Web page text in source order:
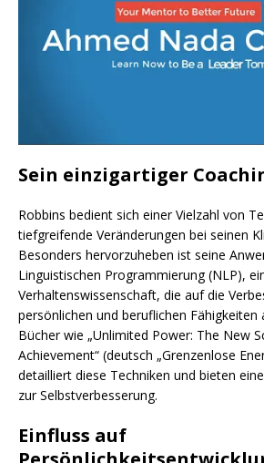
Sein einzigartiger
Robbins bedient sich einer Vielzahl von
tiefgreifende Veränderungen bei seinen
Besonders hervorzuheben ist seine
Linguistischen Programmierung (NLP),
Verhaltenswissenschaft, die auf die
persönlichen und beruflichen Fähigkeiten
Bücher wie „Unlimited Power: The New
Achievement“ (deutsch „Grenzenlose
detailliert diese Techniken und bieten
zur Selbstverbesserung.
Einfluss auf